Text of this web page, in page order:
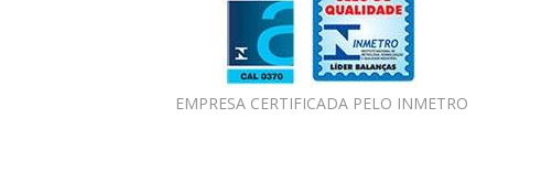
EMPRESA CERTIFICADA PELO INMETRO